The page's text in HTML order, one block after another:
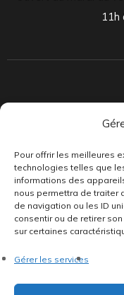
Pour offrir les meilleures
technologies telles que
informations des
nous permettra de traiter
de navigation ou les ID
consentir ou de retirer
sur certaines
Gérer les services
11h
toujours des pépites
confidentialité
Politique de cookies•